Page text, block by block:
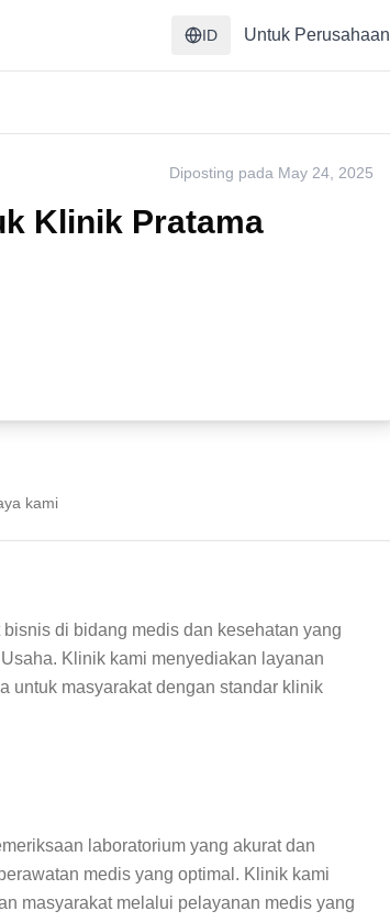
ID Untuk Perusahaan
Diposting pada May 24, 2025
Klinik Pratama
kami
di bidang medis dan kesehatan yang
Klinik kami menyediakan layanan
untuk masyarakat dengan standar klinik
laboratorium yang akurat dan
medis yang optimal. Klinik kami
masyarakat melalui pelayanan medis yang